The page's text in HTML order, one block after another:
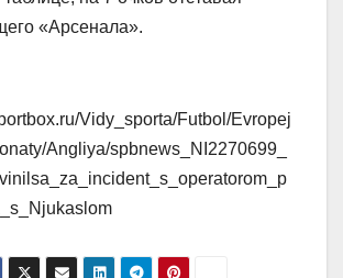
«Арсенала».
Vidy_sporta/Futbol/Evropej
Angliya/spbnews_NI2270699_